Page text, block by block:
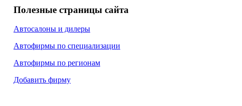
Полезные страницы сайта
Автосалоны и дилеры
Автофирмы по специализации
Автофирмы по регионам
Добавить фирму